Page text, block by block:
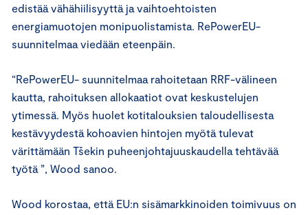
edistää vähähiilisyyttä ja vaihtoehtoisten
energiamuotojen monipuolistamista. RePowerEU-
suunnitelmaa viedään eteenpäin.
“RePowerEU- suunnitelmaa rahoitetaan RRF-välineen
kautta, rahoituksen allokaatiot ovat keskustelujen
ytimessä. Myös huolet kotitalouksien taloudellisesta
kestävyydestä kohoavien hintojen myötä tulevat
värittämään Tšekin puheenjohtajuuskaudella tehtävää
työtä ”, Wood sanoo.
Wood korostaa, että EU:n sisämarkkinoiden toimivuus on